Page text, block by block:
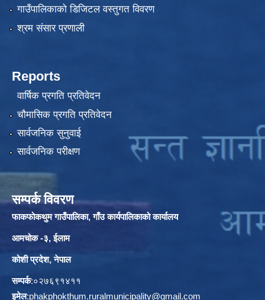
गाउँपालिकाको डिजिटल वस्तुगत विवरण
श्रम संसार प्रणाली
Reports
वार्षिक प्रगति प्रतिवेदन
चौमासिक प्रगति प्रतिवेदन
सार्वजनिक सुनुवाई
सार्वजनिक परीक्षण
सम्पर्क विवरण
फाकफोकथुम गाउँपालिका, गाँउ कार्यपालिकाको कार्यालय
आमचोक -३, ईलाम
कोशी प्रदेश, नेपाल
सम्पर्क:०२७६९१४११
इमेल:phakphokthum.ruralmunicipality@gmail.com